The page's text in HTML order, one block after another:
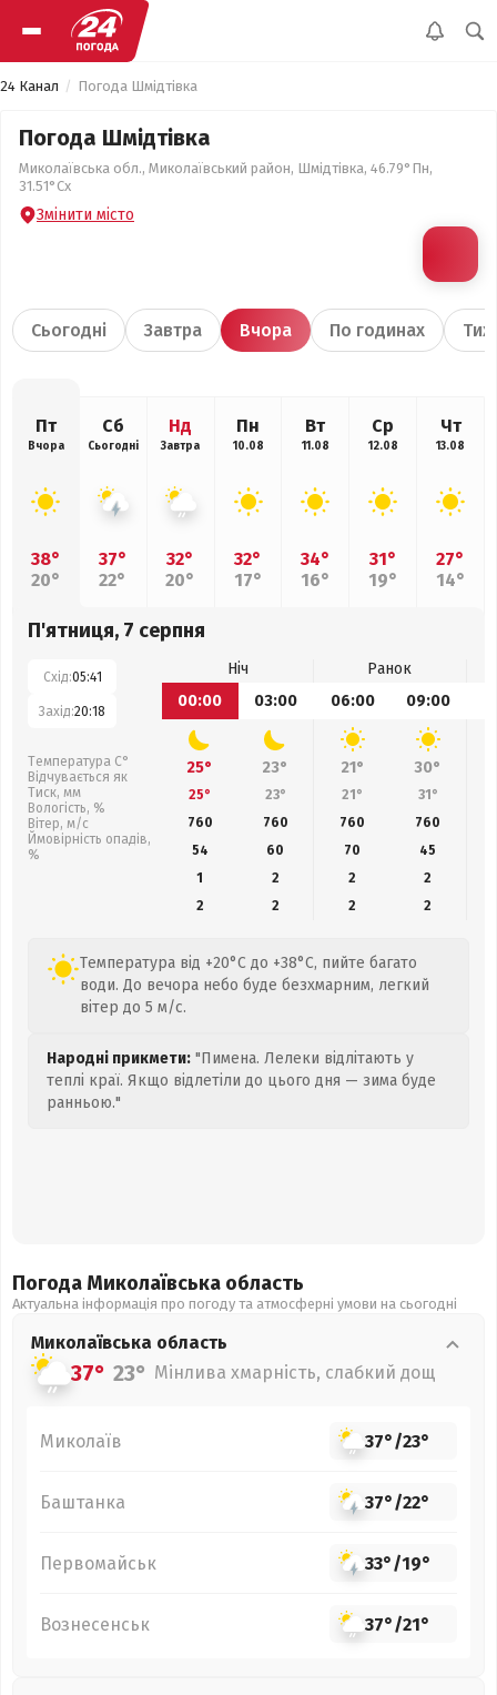
24 Канал Погода Шмідтівка
Погода Шмідтівка
Миколаївська обл., Миколаївський район, Шмідтівка, 46.79°Пн,
31.51°Сх
Змінити місто
Сьогодні Завтра Вчора По годинах
Пт
Вчора
38°
20°
Сб
Сьогодні
37°
22°
Нд
Завтра
32°
20°
Пн
10.08
32°
17°
Вт
11.08
34°
16°
Ср
12.08
31°
19°
Чт
13.08
27°
14°
П'ятниця, 7 серпня
Схід:05:41
Захід:20:18
Температура С°
Відчувається як
Тиск, мм
Вологість, %
Вітер, м/с
Ймовірність опадів,
%
Ніч
Ранок
00:00
03:00 06:00 09:00
25° 23° 21° 30°
25° 23° 21° 31°
760
760 760 760
54
60 70 45
1
2 2
2
2
2 2 2
Температура від +20°C до +38°C, пийте багато
води. До вечора небо буде безхмарним, легкий
вітер до 5 м/с.
Народні прикмети: "Пимена. Лелеки відлітають у
теплі краї. Якщо відлетіли до цього дня — зима буде
ранньою."
Погода Миколаївська область
Актуальна інформація про погоду та атмосферні умови на сьогодні
Миколаївська область
37° 23° Мінлива хмарність, слабкий дощ
Миколаїв 37°/23°
Баштанка 37°/22°
Первомайськ 33°/19°
Вознесенськ 37°/21°